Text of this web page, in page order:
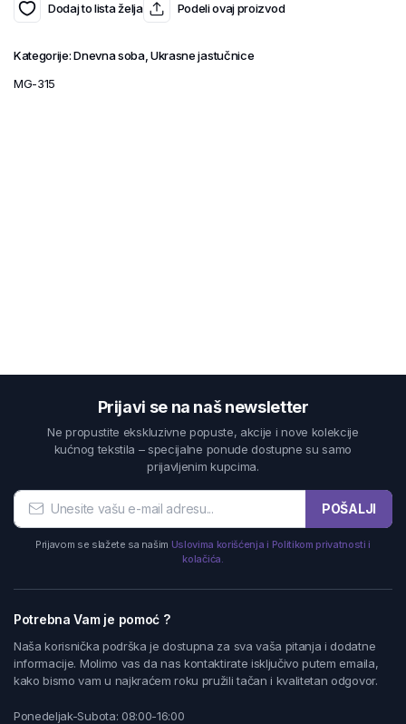
Dodaj to lista želja Podeli ovaj proizvod
Kategorije:Dnevna soba,Ukrasne jastučnice
MG-315
Prijavi se na naš newsletter
Ne propustite ekskluzivne popuste, akcije i nove kolekcije
kućnog tekstila – specijalne ponude dostupne su samo
prijavljenim kupcima.
POŠALJI
Prijavom se slažete sa našim Uslovima korišćenja i Politikom privatnosti i
kolačića.
Potrebna Vam je pomoć ?
Naša korisnička podrška je dostupna za sva vaša pitanja i dodatne
informacije. Molimo vas da nas kontaktirate isključivo putem emaila,
kako bismo vam u najkraćem roku pružili tačan i kvalitetan odgovor.
Ponedeljak-Subota: 08:00-16:00